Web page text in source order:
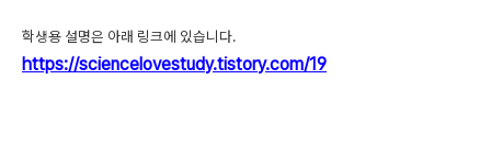
학생용 설명은 아래 링크에 있습니다.
https://sciencelovestudy.tistory.com/19